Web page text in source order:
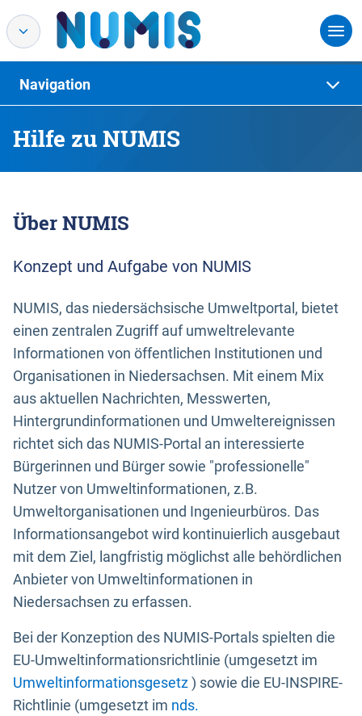
Hilfe zu NUMIS
Navigation
Über NUMIS
Konzept und Aufgabe von NUMIS
NUMIS, das niedersächsische Umweltportal, bietet
einen zentralen Zugriff auf umweltrelevante
Informationen von öffentlichen Institutionen und
Organisationen in Niedersachsen. Mit einem Mix
aus aktuellen Nachrichten, Messwerten,
Hintergrundinformationen und Umweltereignissen
richtet sich das NUMIS-Portal an interessierte
Bürgerinnen und Bürger sowie "professionelle"
Nutzer von Umweltinformationen, z.B.
Umweltorganisationen und Ingenieurbüros. Das
Informationsangebot wird kontinuierlich ausgebaut
mit dem Ziel, langfristig möglichst alle behördlichen
Anbieter von Umweltinformationen in
Niedersachsen zu erfassen.
Bei der Konzeption des NUMIS-Portals spielten die
EU-Umweltinformationsrichtlinie (umgesetzt im
Umweltinformationsgesetz) sowie die EU-INSPIRE-
Richtlinie (umgesetzt im nds.